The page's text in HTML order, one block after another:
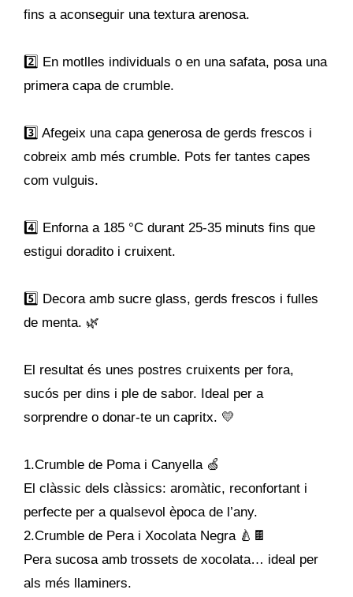
fins a aconseguir una textura arenosa.
2️⃣ En motlles individuals o en una safata, posa una
primera capa de crumble.
3️⃣ Afegeix una capa generosa de gerds frescos i
cobreix amb més crumble. Pots fer tantes capes
com vulguis.
4️⃣ Enforna a 185 °C durant 25-35 minuts fins que
estigui doradito i cruixent.
5️⃣ Decora amb sucre glass, gerds frescos i fulles
de menta. 🌿
El resultat és unes postres cruixents per fora,
sucós per dins i ple de sabor. Ideal per a
sorprendre o donar-te un capritx. 💛
1.Crumble de Poma i Canyella 🍏
El clàssic dels clàssics: aromàtic, reconfortant i
perfecte per a qualsevol època de l’any.
2.Crumble de Pera i Xocolata Negra 🍐🍫
Pera sucosa amb trossets de xocolata… ideal per
als més llaminers.